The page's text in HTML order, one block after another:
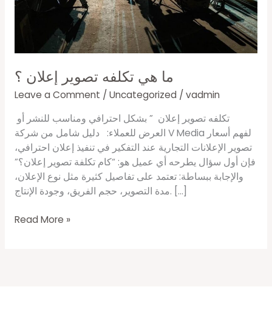
ما هي تكلفه تصوير إعلان ؟
Leave a Comment / Uncategorized / vadmin
العرض للعملاء: دليل شامل من شركة V Media لفهم أسعار
تصوير الإعلانات التجارية عند التفكير في تنفيذ إعلان احترافي،
فإن أول سؤال يطرحه أي عميل هو: “كام تكلفة تصوير إعلان؟”
والإجابة ببساطة: تعتمد على تفاصيل كثيرة مثل نوع الإعلان،
مدة التصوير، حجم الفريق، وجودة الإنتاج. […]
Read More »